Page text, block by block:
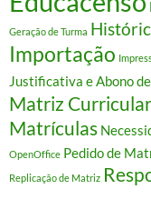
Geração de Turma
Importação
Justificativa e Abono
Matriz Curricular
Matrículas
OpenOffice Pedido de
Replicação de Matriz